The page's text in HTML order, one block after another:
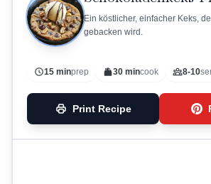
Ein köstlicher, einfacher Keks,
gebacken wird.
15 minprep 30 mincook 8-10
Print Recipe